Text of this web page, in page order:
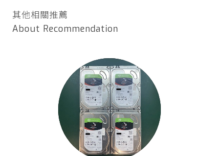
其他相關推薦
About Recommendation